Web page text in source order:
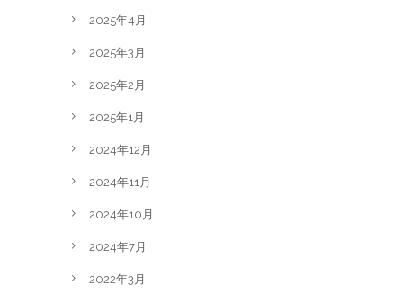
2025年4月
2025年3月
2025年2月
2025年1月
2024年12月
2024年11月
2024年10月
2024年7月
2022年3月